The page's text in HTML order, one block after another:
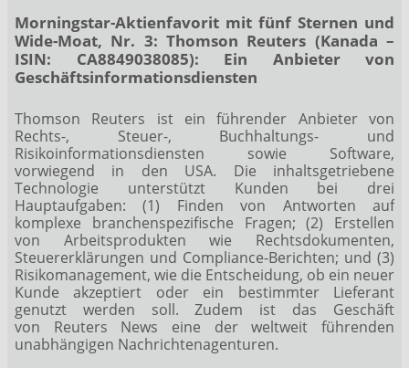
Morningstar-Aktienfavorit mit fünf Sternen und
Wide-Moat, Nr. 3: Thomson Reuters (Kanada –
ISIN: CA8849038085): Ein Anbieter von
Geschäftsinformationsdiensten
Thomson Reuters ist ein führender Anbieter von
Rechts-, Steuer-, Buchhaltungs- und
Risikoinformationsdiensten sowie Software,
vorwiegend in den USA. Die inhaltsgetriebene
Technologie unterstützt Kunden bei drei
Hauptaufgaben: (1) Finden von Antworten auf
komplexe branchenspezifische Fragen; (2) Erstellen
von Arbeitsprodukten wie Rechtsdokumenten,
Steuererklärungen und Compliance-Berichten; und (3)
Risikomanagement, wie die Entscheidung, ob ein neuer
Kunde akzeptiert oder ein bestimmter Lieferant
genutzt werden soll. Zudem ist das Geschäft
von Reuters News eine der weltweit führenden
unabhängigen Nachrichtenagenturen.